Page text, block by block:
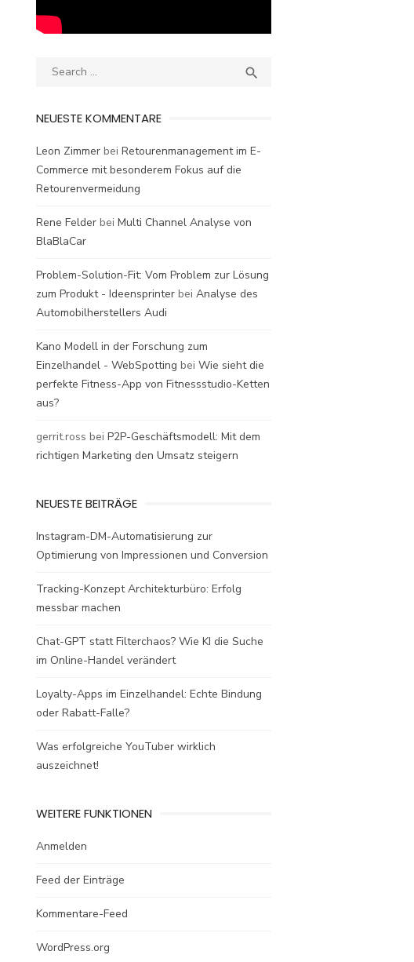
Search

NEUESTE KOMMENTARE
Leon Zimmer bei Retourenmanagement im E-
Commerce mit besonderem Fokus auf die
Retourenvermeidung
Rene Felder bei Multi Channel Analyse von
BlaBlaCar
Problem-Solution-Fit: Vom Problem zur Lösung
zum Produkt - Ideensprinter bei Analyse des
Automobilherstellers Audi
Kano Modell in der Forschung zum
Einzelhandel - WebSpotting bei Wie sieht die
perfekte Fitness-App von Fitnessstudio-Ketten
aus?
gerrit.ross bei P2P-Geschäftsmodell: Mit dem
richtigen Marketing den Umsatz steigern
NEUESTE BEITRÄGE
Instagram-DM-Automatisierung zur
Optimierung von Impressionen und Conversion
Tracking-Konzept Architekturbüro: Erfolg
messbar machen
Chat-GPT statt Filterchaos? Wie KI die Suche
im Online-Handel verändert
Loyalty-Apps im Einzelhandel: Echte Bindung
oder Rabatt-Falle?
Was erfolgreiche YouTuber wirklich
auszeichnet!
WEITERE FUNKTIONEN
Anmelden
Feed der Einträge
Kommentare-Feed
WordPress.org